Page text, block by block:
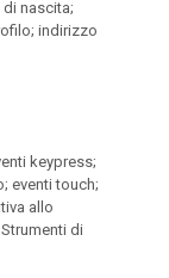
nascita;
indirizzo
keypress;
eventi touch;
allo
di